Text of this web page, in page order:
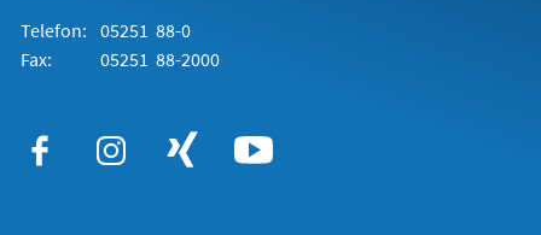
Telefon: 05251 88-0
Fax:
05251 88-2000